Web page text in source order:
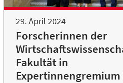
29. April 2024
Forscherinnen der
Fakultät in